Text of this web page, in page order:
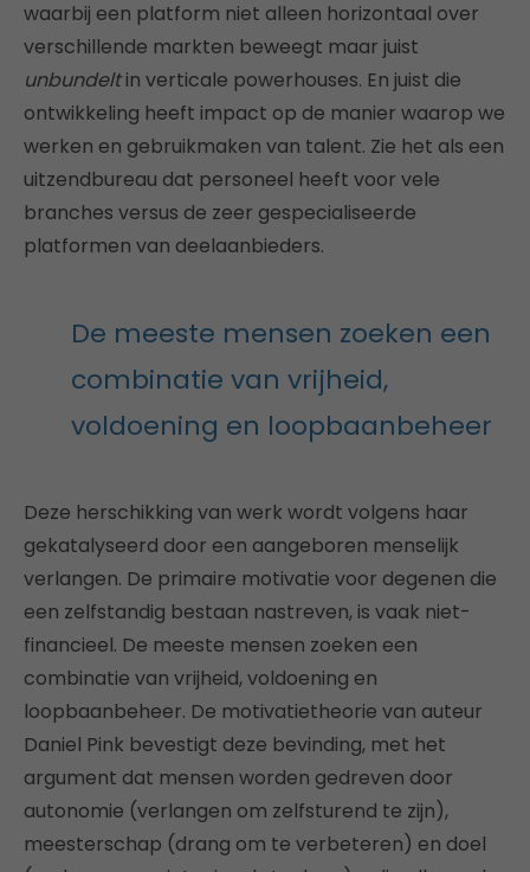
waarbij een platform niet alleen horizontaal over
verschillende markten beweegt maar juist
unbundeltin verticale powerhouses. En juist die
ontwikkeling heeft impact op de manier waarop we
werken en gebruikmaken van talent. Zie het als een
uitzendbureau dat personeel heeft voor vele
branches versus de zeer gespecialiseerde
platformen van deelaanbieders.
De meeste mensen zoeken een
combinatie van vrijheid,
voldoening en loopbaanbeheer
Deze herschikking van werk wordt volgens haar
gekatalyseerd door een aangeboren menselijk
verlangen. De primaire motivatie voor degenen die
een zelfstandig bestaan nastreven, is vaak niet-
financieel. De meeste mensen zoeken een
combinatie van vrijheid, voldoening en
loopbaanbeheer. De motivatietheorie van auteur
Daniel Pink bevestigt deze bevinding, met het
argument dat mensen worden gedreven door
autonomie (verlangen om zelfsturend te zijn),
meesterschap (drang om te verbeteren) en doel